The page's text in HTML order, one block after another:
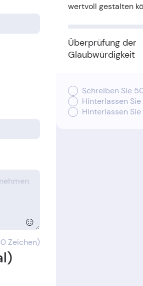
☺
Zeichen)
wertvoll gestalten
Überprüfung der
Glaubwürdigkeit
Schreiben Sie
Hinterlassen
Hinterlassen